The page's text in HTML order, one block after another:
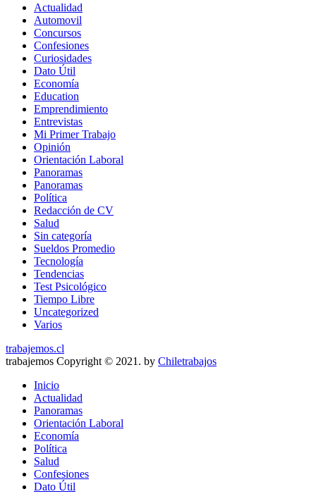
Actualidad
Automovil
Concursos
Confesiones
Curiosidades
Dato Útil
Economía
Education
Emprendimiento
Entrevistas
Mi Primer Trabajo
Opinión
Orientación Laboral
Panoramas
Panoramas
Política
Redacción de CV
Salud
Sin categoría
Sueldos Promedio
Tecnología
Tendencias
Test Psicológico
Tiempo Libre
Uncategorized
Varios
trabajemos.cl
trabajemos Copyright © 2021. by Chiletrabajos
Inicio
Actualidad
Panoramas
Orientación Laboral
Economía
Política
Salud
Confesiones
Dato Útil